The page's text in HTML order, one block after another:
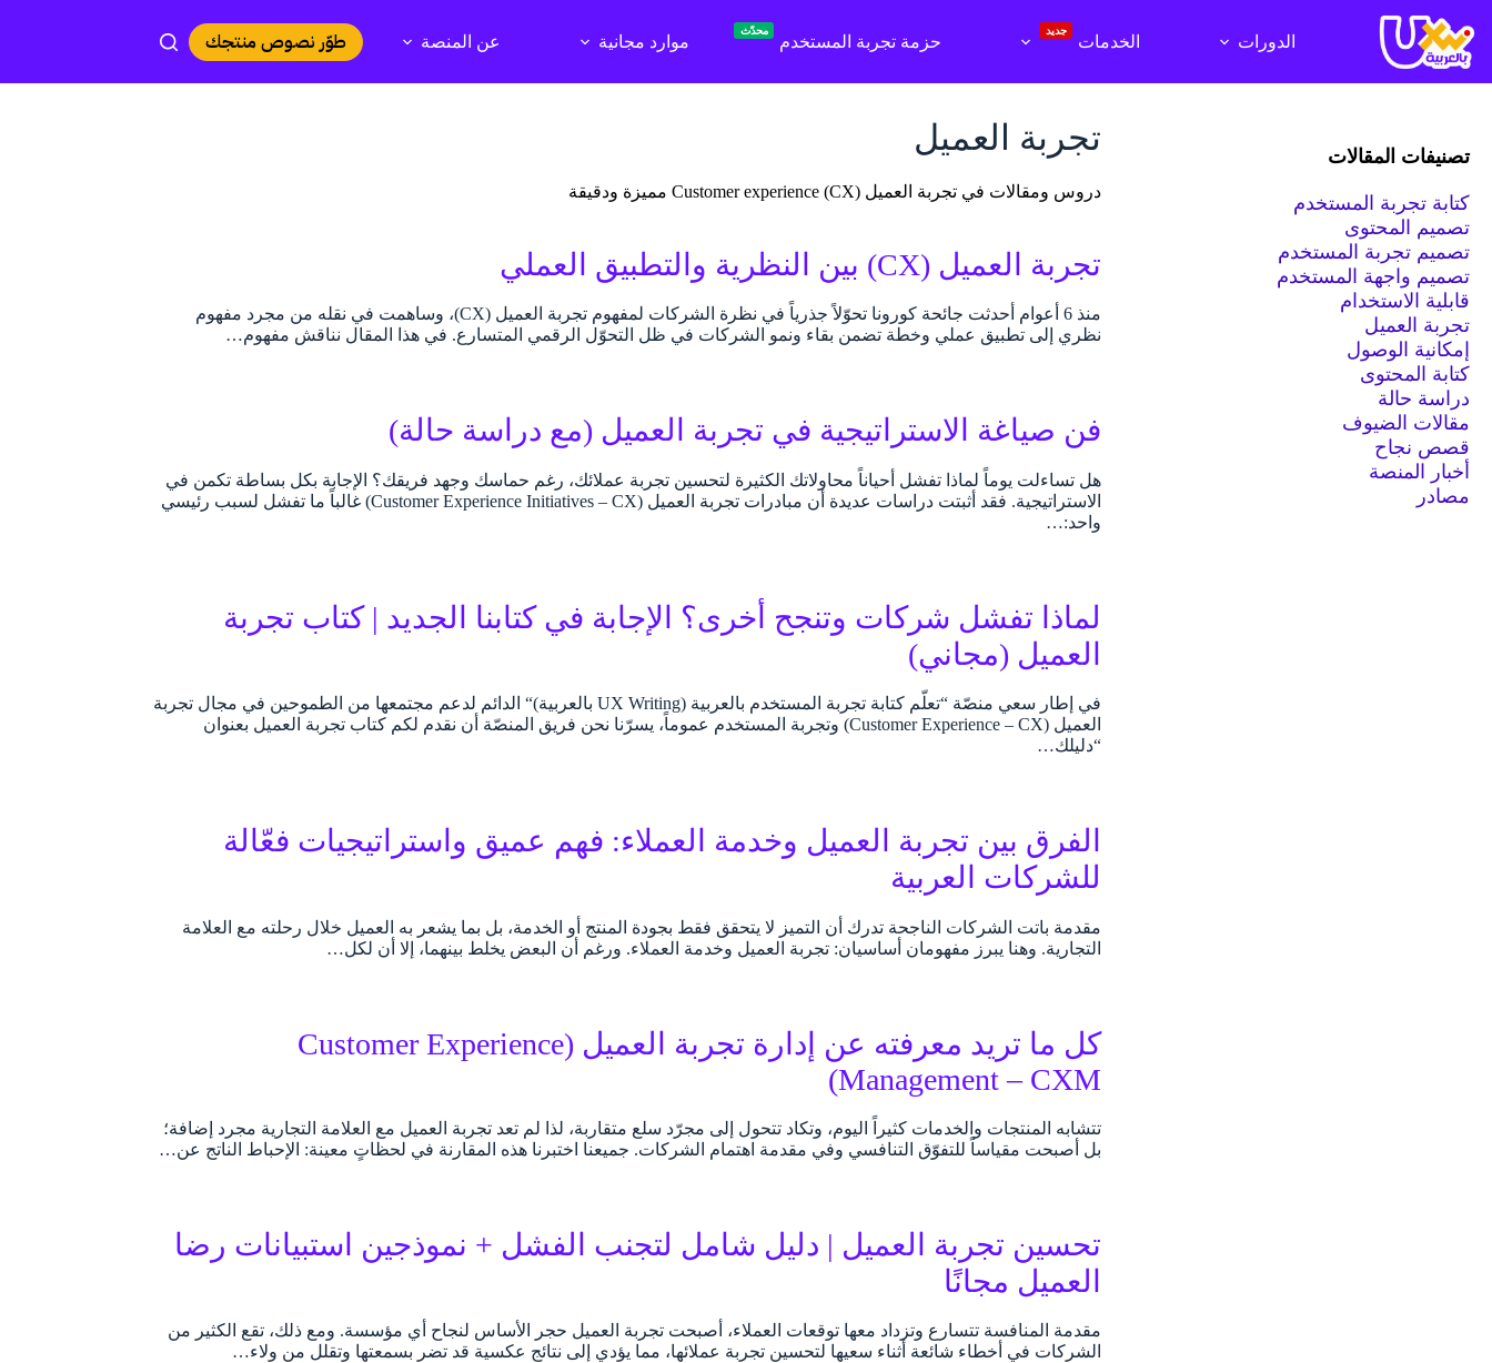
إلى
المحتوى
الدورات الخدمات
جديد
حزمة تجربة المستخدم
محدّث
موارد مجانية عن المنصة طوّر نصوص منتجك
تجربة العميل
دروس ومقالات في تجربة العميل Customer experience (CX) مميزة ودقيقة
تجربة العميل (CX) بين النظرية والتطبيق العملي
منذ 6 أعوام أحدثت جائحة كورونا تحوّلاً جذرياً في نظرة الشركات لمفهوم تجربة العميل (CX)، وساهمت في نقله من مجرد مفهوم
نظري إلى تطبيق عملي وخطة تضمن بقاء ونمو الشركات في ظل التحوّل الرقمي المتسارع. في هذا المقال نناقش مفهوم…
فن صياغة الاستراتيجية في تجربة العميل (مع دراسة حالة)
هل تساءلت يوماً لماذا تفشل أحياناً محاولاتك الكثيرة لتحسين تجربة عملائك، رغم حماسك وجهد فريقك؟ الإجابة بكل بساطة تكمن في
الاستراتيجية. فقد أثبتت دراسات عديدة أن مبادرات تجربة العميل (Customer Experience Initiatives – CX) غالباً ما تفشل لسبب رئيسي
واحد:…
لماذا تفشل شركات وتنجح أخرى؟ الإجابة في كتابنا الجديد | كتاب تجربة
العميل (مجاني)
في إطار سعي منصّة “تعلّم كتابة تجربة المستخدم بالعربية (UX Writing بالعربية)“ الدائم لدعم مجتمعها من الطموحين في مجال تجربة
العميل (Customer Experience – CX) وتجربة المستخدم عموماً، يسرّنا نحن فريق المنصّة أن نقدم لكم كتاب تجربة العميل بعنوان
“دليلك…
الفرق بين تجربة العميل وخدمة العملاء: فهم عميق واستراتيجيات فعّالة
للشركات العربية
مقدمة باتت الشركات الناجحة تدرك أن التميز لا يتحقق فقط بجودة المنتج أو الخدمة، بل بما يشعر به العميل خلال رحلته مع العلامة
التجارية. وهنا يبرز مفهومان أساسيان: تجربة العميل وخدمة العملاء. ورغم أن البعض يخلط بينهما، إلا أن لكل…
كل ما تريد معرفته عن إدارة تجربة العميل (Customer Experience
Management – CXM)
تتشابه المنتجات والخدمات كثيراً اليوم، وتكاد تتحول إلى مجرّد سلع متقاربة، لذا لم تعد تجربة العميل مع العلامة التجارية مجرد إضافة؛
بل أصبحت مقياساً للتفوّق التنافسي وفي مقدمة اهتمام الشركات. جميعنا اختبرنا هذه المقارنة في لحظاتٍ معينة: الإحباط الناتج عن…
تحسين تجربة العميل | دليل شامل لتجنب الفشل + نموذجين استبيانات رضا
العميل مجانًا
مقدمة المنافسة تتسارع وتزداد معها توقعات العملاء، أصبحت تجربة العميل حجر الأساس لنجاح أي مؤسسة. ومع ذلك، تقع الكثير من
الشركات في أخطاء شائعة أثناء سعيها لتحسين تجربة عملائها، مما يؤدي إلى نتائج عكسية قد تضر بسمعتها وتقلل من ولاء…
تصنيفات المقالات
كتابة تجربة المستخدم
تصميم المحتوى
تصميم تجربة المستخدم
تصميم واجهة المستخدم
قابلية الاستخدام
تجربة العميل
إمكانية الوصول
كتابة المحتوى
دراسة حالة
مقالات الضيوف
قصص نجاح
أخبار المنصة
مصادر